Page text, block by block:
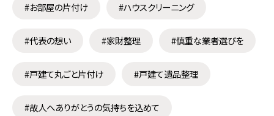
#お部屋の片付け #ハウスクリーニング
#代表の想い #家財整理 #慎重な業者選びを
#戸建て丸ごと片付け #戸建て遺品整理
#故人へありがとうの気持ちを込めて